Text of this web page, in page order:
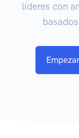
líderes con